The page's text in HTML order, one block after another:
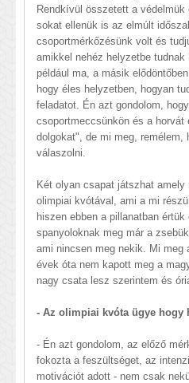
Rendkívül összetett a
sokat ellenük is az elmúlt
csoportmérkőzésünk volt és
amikkel nehéz helyzetbe
például ma, a másik
hogy éles helyzetben, hogyan
feladatot. Én azt gondolom,
csoportmeccsünkön és a horvát
dolgokat", de mi meg, remélem,
válaszolni.
Két olyan csapat játszhat amely
olimpiai kvótával, ami a mi
hiszen ebben a pillanatban
spanyoloknak meg már a
ami nincsen meg nekik. Mi meg
évek óta nem kapott meg a
nagy csata lesz szerintem és
- Az olimpiai kvóta ügye hogy
- Én azt gondolom, az előző
fokozta a feszültséget, az
motivációt adott - nem csak